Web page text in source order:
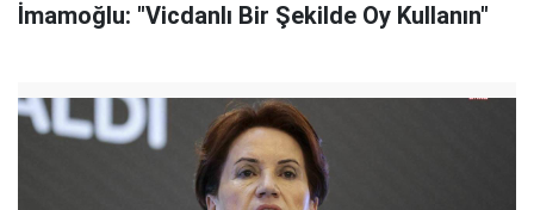
İmamoğlu: "Vicdanlı Bir Şekilde Oy Kullanın"